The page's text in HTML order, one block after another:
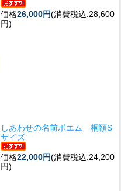
価格26,000円(消費税込:28,600
円)
しあわせの名前ポエム 桐額S
サイズ
価格22,000円(消費税込:24,200
円)